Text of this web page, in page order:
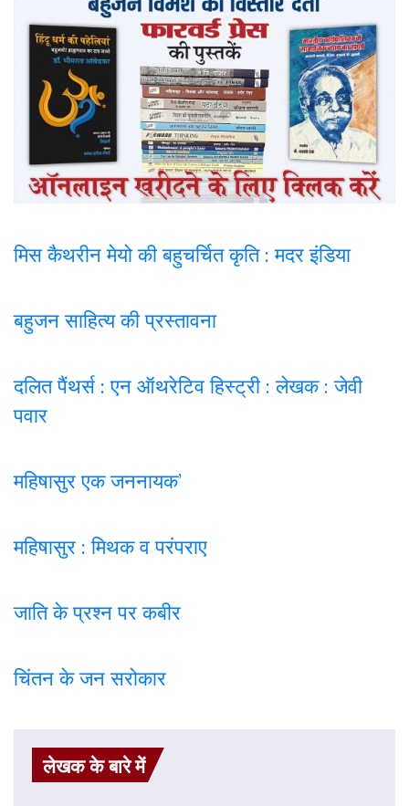
मिस कैथरीन मेयो की बहुचर्चित कृति : मदर इंडिया
बहुजन साहित्य की प्रस्तावना
दलित पैंथर्स : एन ऑथरेटिव हिस्ट्री : लेखक : जेवी
पवार
महिषासुर एक जननायक’
महिषासुर : मिथक व परंपराए
जाति के प्रश्न पर कबीर
चिंतन के जन सरोकार
लेखक के बारे में